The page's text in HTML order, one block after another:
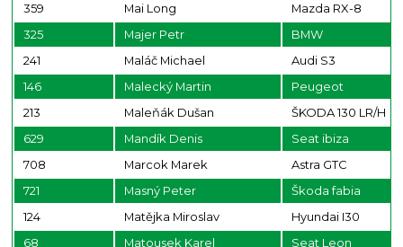
359
Mai Long
Mazda RX-8
325
Majer Petr
BMW
241
Maláč Michael
Audi S3
146
Malecký Martin
Peugeot
213
Maleňák Dušan
ŠKODA 130 LR/H
629
Mandík Denis
Seat ibiza
708
Marcok Marek
Astra GTC
721
Masný Peter
Škoda fabia
124
Matějka Miroslav
Hyundai I30
68
Matousek Karel Seat Leon